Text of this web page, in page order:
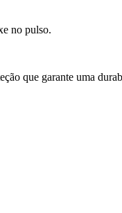
no pulso.
que garante uma